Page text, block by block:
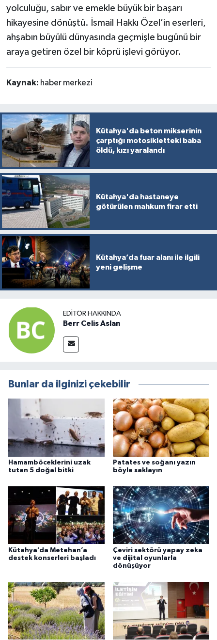
yolculuğu, sabır ve emekle büyük bir başarı
hikayesine dönüştü. İsmail Hakkı Özel’in eserleri,
ahşabın büyülü dünyasında geçmişle bugünü bir
araya getiren özel bir köprü işlevi görüyor.
Kaynak: haber merkezi
Kütahya'da beton mikserinin
çarptığı motosikletteki baba
öldü, kızı yaralandı
Kütahya'da hastaneye
götürülen mahkum firar etti
Kütahya’da fuar alanı ile ilgili
yeni gelişme
EDITÖR HAKKINDA
Berr Celis Aslan
Bunlar da ilginizi çekebilir
Hamamböceklerini uzak
tutan 5 doğal bitki
Patates ve soğanı yazın
böyle saklayın
Kütahya’da Metehan’a
destek konserleri başladı
Çeviri sektörü yapay zeka
ve dijital oyunlarla
dönüşüyor